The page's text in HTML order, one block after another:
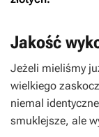
Jakość
Jeżeli mieliśmy
wielkiego
niemal
smuklejsze, ale